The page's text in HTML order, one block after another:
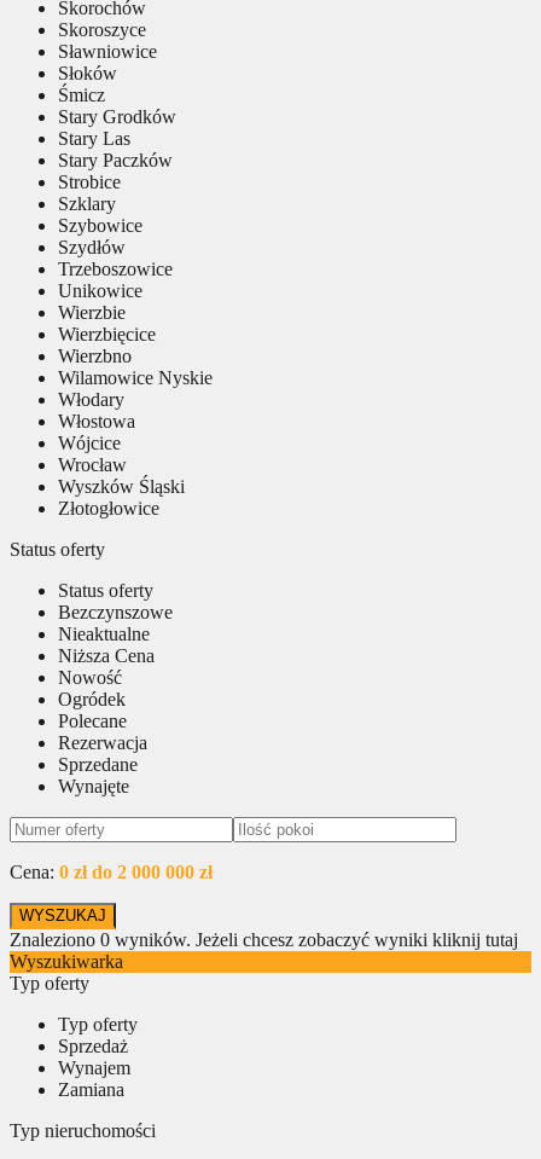
Skorochów
Skoroszyce
Sławniowice
Słoków
Śmicz
Stary Grodków
Stary Las
Stary Paczków
Strobice
Szklary
Szybowice
Szydłów
Trzeboszowice
Unikowice
Wierzbie
Wierzbięcice
Wierzbno
Wilamowice Nyskie
Włodary
Włostowa
Wójcice
Wrocław
Wyszków Śląski
Złotogłowice
Status oferty
Status oferty
Bezczynszowe
Nieaktualne
Niższa Cena
Nowość
Ogródek
Polecane
Rezerwacja
Sprzedane
Wynajęte
Cena: 0 zł do 2 000 000 zł
Znaleziono 0 wyników. Jeżeli chcesz zobaczyć wyniki kliknij tutaj
Wyszukiwarka
Typ oferty
Typ oferty
Sprzedaż
Wynajem
Zamiana
Typ nieruchomości